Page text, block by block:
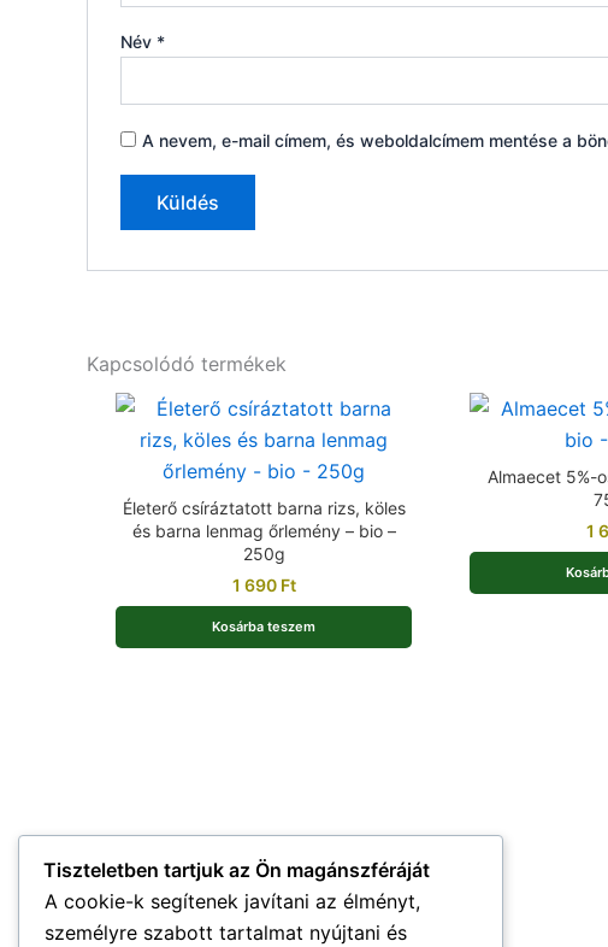
Név *
A nevem, e-mail címem, és weboldalcímem mentése a
Kapcsolódó termékek
Életerő csíráztatott barna rizs, köles
és barna lenmag őrlemény – bio –
250g
1 690 Ft
Kosárba teszem
Almaecet 5%-
1
Tiszteletben tartjuk az Ön magánszféráját
A cookie-k segítenek javítani az élményt,
személyre szabott tartalmat nyújtani és